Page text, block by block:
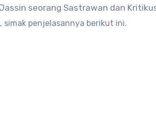
, simak penjelasannya berikut ini.